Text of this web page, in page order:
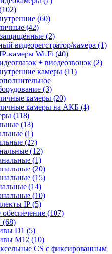
(102)
(60)
(42)
(2)
видеорегстратор/камера (1)
камеры Wi-Fi (40)
+ виодеозвонок (2)
камеры (11)
(3)
камеры (20)
камеры на АКБ (4)
(118)
(18)
(1)
(27)
(12)
(1)
(20)
(15)
(14)
(10)
IP (5)
(107)
(68)
D1 (5)
M12 (10)
CS c фиксированным